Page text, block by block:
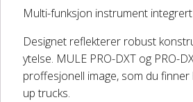
Multi-funksjon instrument
Designet reflekterer robust
ytelse. MULE PRO-DXT og PRO-
proffesjonell image, som du
up trucks.